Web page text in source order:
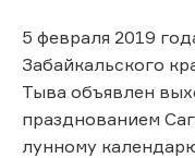
5 февраля 2019
Забайкальского
Тыва объявлен
празднованием
лунному